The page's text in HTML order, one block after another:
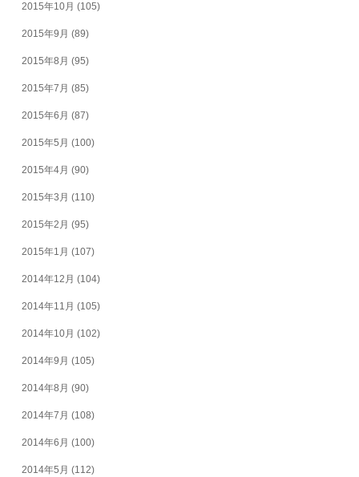
2015年10月 (105)
2015年9月 (89)
2015年8月 (95)
2015年7月 (85)
2015年6月 (87)
2015年5月 (100)
2015年4月 (90)
2015年3月 (110)
2015年2月 (95)
2015年1月 (107)
2014年12月 (104)
2014年11月 (105)
2014年10月 (102)
2014年9月 (105)
2014年8月 (90)
2014年7月 (108)
2014年6月 (100)
2014年5月 (112)